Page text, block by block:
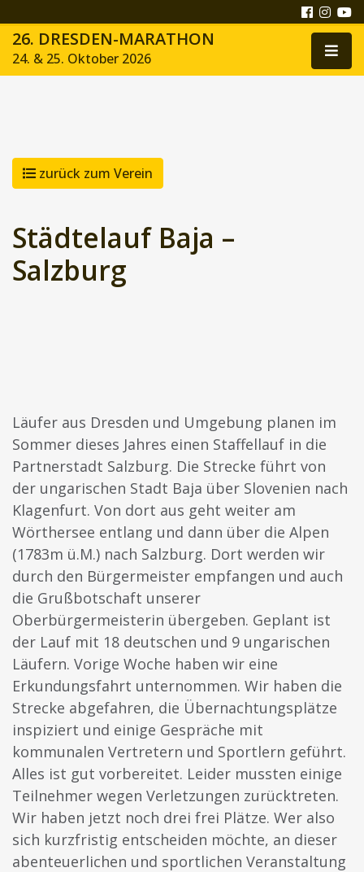
26. DRESDEN-MARATHON
24. & 25. Oktober 2026
zurück zum Verein
Städtelauf Baja –
Salzburg
Läufer aus Dresden und Umgebung planen im
Sommer dieses Jahres einen Staffellauf in die
Partnerstadt Salzburg. Die Strecke führt von
der ungarischen Stadt Baja über Slovenien nach
Klagenfurt. Von dort aus geht weiter am
Wörthersee entlang und dann über die Alpen
(1783m ü.M.) nach Salzburg. Dort werden wir
durch den Bürgermeister empfangen und auch
die Grußbotschaft unserer
Oberbürgermeisterin übergeben. Geplant ist
der Lauf mit 18 deutschen und 9 ungarischen
Läufern. Vorige Woche haben wir eine
Erkundungsfahrt unternommen. Wir haben die
Strecke abgefahren, die Übernachtungsplätze
inspiziert und einige Gespräche mit
kommunalen Vertretern und Sportlern geführt.
Alles ist gut vorbereitet. Leider mussten einige
Teilnehmer wegen Verletzungen zurücktreten.
Wir haben jetzt noch drei frei Plätze. Wer also
sich kurzfristig entscheiden möchte, an dieser
abenteuerlichen und sportlichen Veranstaltung